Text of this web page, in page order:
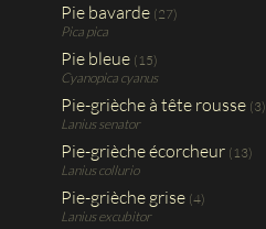
Pie bavarde (27)
Pica pica
Pie bleue (15)
Cyanopica cyanus
Pie-grièche à tête rousse (3)
Lanius senator
Pie-grièche écorcheur (13)
Lanius collurio
Pie-grièche grise (4)
Lanius excubitor